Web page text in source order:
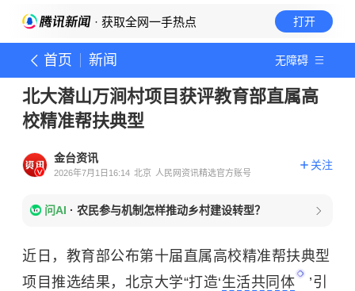
· 获取全网一手热点 打开
首页 新闻 无障碍
北大潜山万涧村项目获评教育部直属高
校精准帮扶典型
金台资讯
2026年7月1日16:14 北京 人民网资讯精选官方账号
关注
问AI · 农民参与机制怎样推动乡村建设转型？
近日，教育部公布第十届直属高校精准帮扶典型
项目推选结果，北京大学“打造‘生活共同体
’引